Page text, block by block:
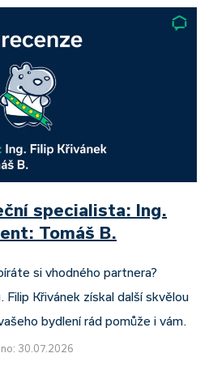
specialista: Ing.
Tomáš B.
si vhodného partnera?
Křivánek získal další skvělou
bydlení rád pomůže i vám.
30.07.2026